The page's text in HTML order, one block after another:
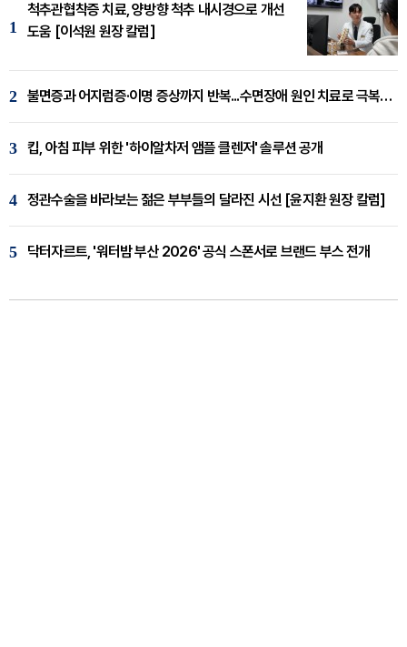
1
척추관협착증 치료, 양방향 척추 내시경으로 개선
도움 [이석원 원장 칼럼]
2 불면증과 어지럼증·이명 증상까지 반복...수면장애 원인 치료로 극복해야
3 킵, 아침 피부 위한 '하이알차저 앰플 클렌저' 솔루션 공개
4 정관수술을 바라보는 젊은 부부들의 달라진 시선 [윤지환 원장 칼럼]
5 닥터자르트, '워터밤 부산 2026' 공식 스폰서로 브랜드 부스 전개